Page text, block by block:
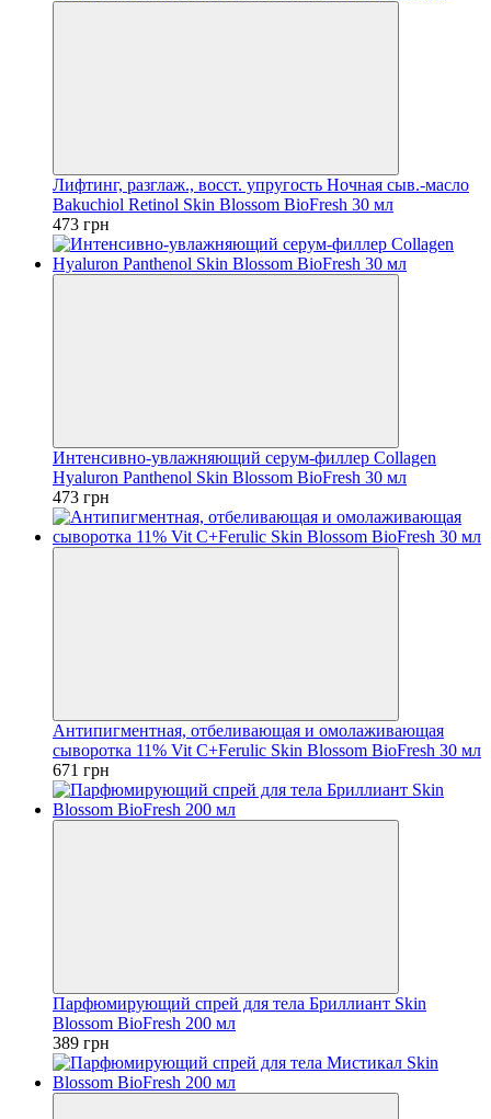
Лифтинг, разглаж., восст. упругость Ночная сыв.-масло
Bakuchiol Retinol Skin Blossom BioFresh 30 мл
473 грн
Интенсивно-увлажняющий серум-филлер Collagen
Hyaluron Panthenol Skin Blossom BioFresh 30 мл
473 грн
Антипигментная, отбеливающая и омолаживающая
сыворотка 11% Vit C+Ferulic Skin Blossom BioFresh 30 мл
671 грн
Парфюмирующий спрей для тела Бриллиант Skin
Blossom BioFresh 200 мл
389 грн